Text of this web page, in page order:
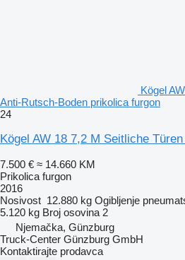
Kögel
Anti-Rutsch-Boden prikolica furgon
24
Kögel AW 18 7,2 M Seitliche
7.500 € ≈ 14.660 KM
Prikolica furgon
2016
Nosivost 12.880 kg Ogibljenje
5.120 kg Broj osovina 2
Njemačka, Günzburg
Truck-Center Günzburg GmbH
Kontaktirajte prodavca